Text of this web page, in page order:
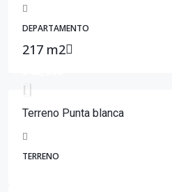
DEPARTAMENTO
217 m2
Terreno Punta blanca
TERRENO